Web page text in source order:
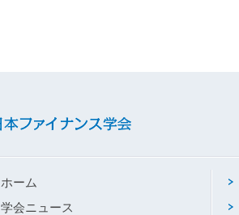
ホーム
学会ニュース